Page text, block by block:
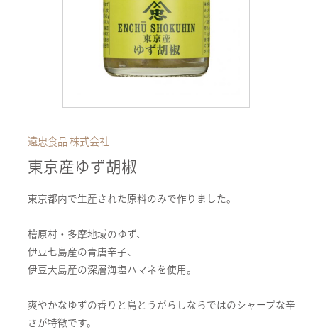
遠忠食品 株式会社
東京産ゆず胡椒
東京都内で生産された原料のみで作りました。
檜原村・多摩地域のゆず、
伊豆七島産の青唐辛子、
伊豆大島産の深層海塩ハマネを使用。
爽やかなゆずの香りと島とうがらしならではのシャープな辛
さが特徴です。